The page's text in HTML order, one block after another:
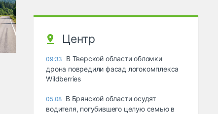
Центр
09:33
В Тверской области обломки
дрона повредили фасад логокомплекса
Wildberries
05.08 В Брянской области осудят
водителя, погубившего целую семью в